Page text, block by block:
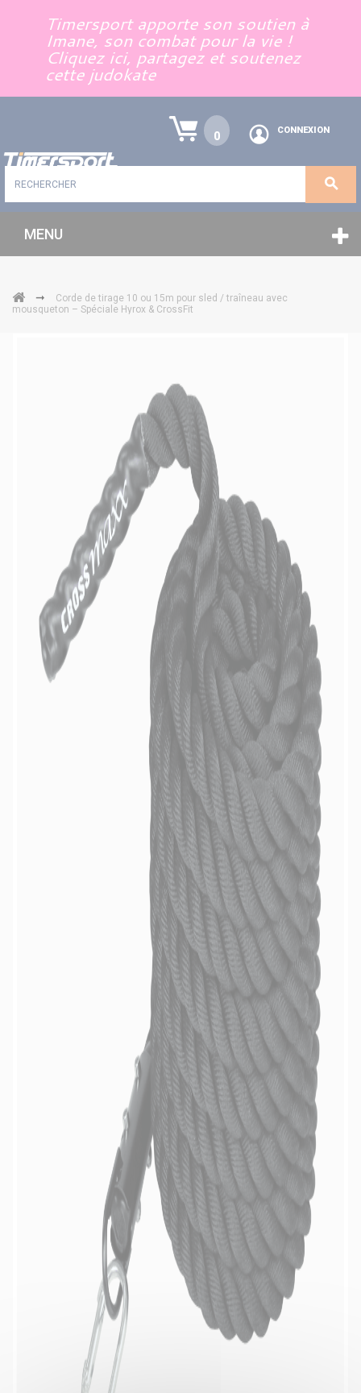
Timersport apporte son soutien à
Imane, son combat pour la vie !
Cliquez ici, partagez et soutenez
cette judokate
0 CONNEXION
MENU
➞
Corde de tirage 10 ou 15m pour sled / traîneau avec
mousqueton – Spéciale Hyrox & CrossFit